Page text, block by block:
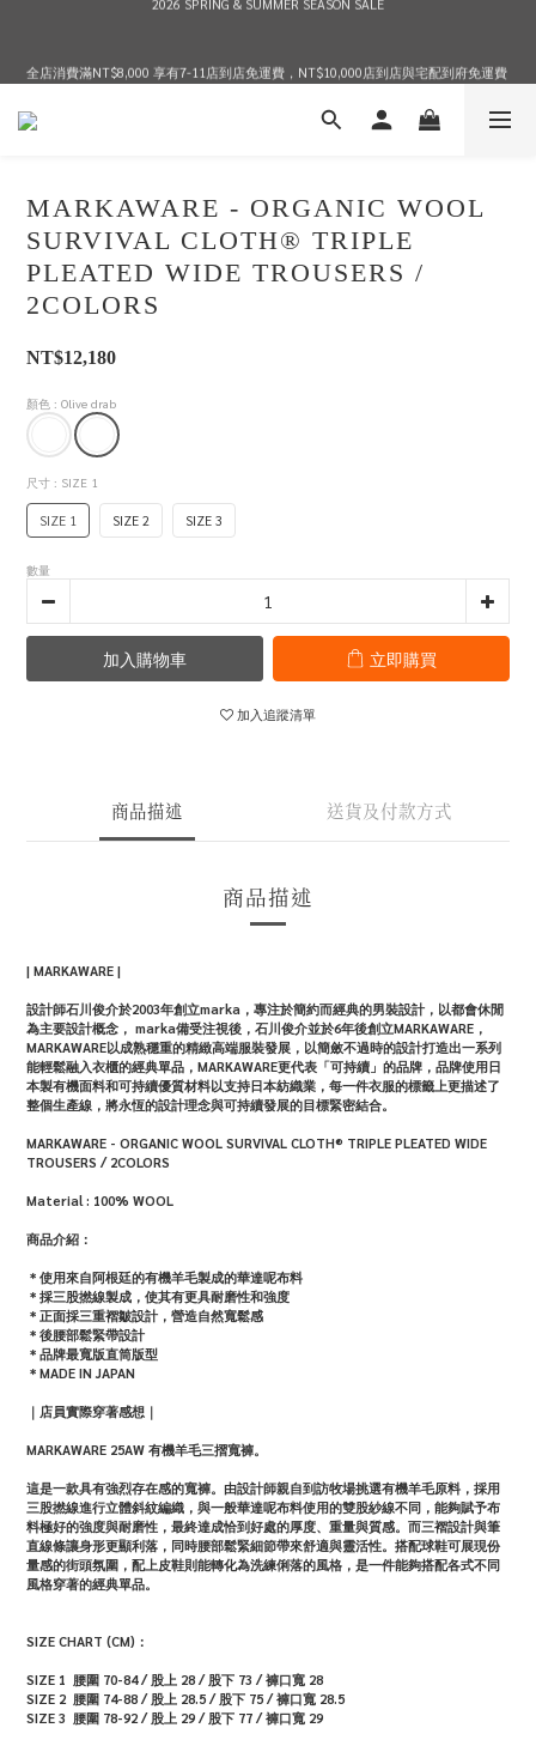
(台灣地區)
MARKAWARE - ORGANIC WOOL
SURVIVAL CLOTH® TRIPLE
PLEATED WIDE TROUSERS /
2COLORS
NT$12,180
顏色 : Olive drab
尺寸 : SIZE 1
SIZE 1 SIZE 2 SIZE 3
數量
加入購物車 立即購買
加入追蹤清單
商品描述 送貨及付款方式
商品描述
| MARKAWARE |
設計師石川俊介於2003年創立marka，專注於簡約而經典的男裝設計，以都會休閒
為主要設計概念， marka備受注視後，石川俊介並於6年後創立MARKAWARE，
MARKAWARE以成熟穩重的精緻高端服裝發展，以簡斂不過時的設計打造出一系列
能輕鬆融入衣櫃的經典單品，MARKAWARE更代表「可持續」的品牌，品牌使用日
本製有機面料和可持續優質材料以支持日本紡織業，每一件衣服的標籤上更描述了
整個生產線，將永恆的設計理念與可持續發展的目標緊密結合。
MARKAWARE - ORGANIC WOOL SURVIVAL CLOTH® TRIPLE PLEATED WIDE
TROUSERS / 2COLORS
Material : 100% WOOL
商品介紹：
＊使用來自阿根廷的有機羊毛製成的華達呢布料
＊採三股撚線製成，使其有更具耐磨性和強度
＊正面採三重褶皺設計，營造自然寬鬆感
＊後腰部鬆緊帶設計
＊品牌最寬版直筒版型
＊MADE IN JAPAN
｜店員實際穿著感想｜
MARKAWARE 25AW 有機羊毛三摺寬褲。
這是一款具有強烈存在感的寬褲。由設計師親自到訪牧場挑選有機羊毛原料，採用
三股撚線進行立體斜紋編織，與一般華達呢布料使用的雙股紗線不同，能夠賦予布
料極好的強度與耐磨性，最終達成恰到好處的厚度、重量與質感。而三褶設計與筆
直線條讓身形更顯利落，同時腰部鬆緊細節帶來舒適與靈活性。搭配球鞋可展現份
量感的街頭氛圍，配上皮鞋則能轉化為洗練俐落的風格，是一件能夠搭配各式不同
風格穿著的經典單品。
SIZE CHART (CM)：
SIZE 1 腰圍 70-84 / 股上 28 / 股下 73 / 褲口寬 28
SIZE 2 腰圍 74-88 / 股上 28.5 / 股下 75 / 褲口寬 28.5
SIZE 3 腰圍 78-92 / 股上 29 / 股下 77 / 褲口寬 29